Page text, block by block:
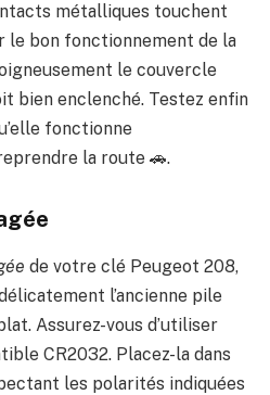
métalliques touchent
le bon fonctionnement de la
le couvercle
bien enclenché. Testez enfin
fonctionne
la route 🚗.
de votre clé Peugeot 208,
l’ancienne pile
Assurez-vous d’utiliser
CR2032. Placez-la dans
les polarités indiquées